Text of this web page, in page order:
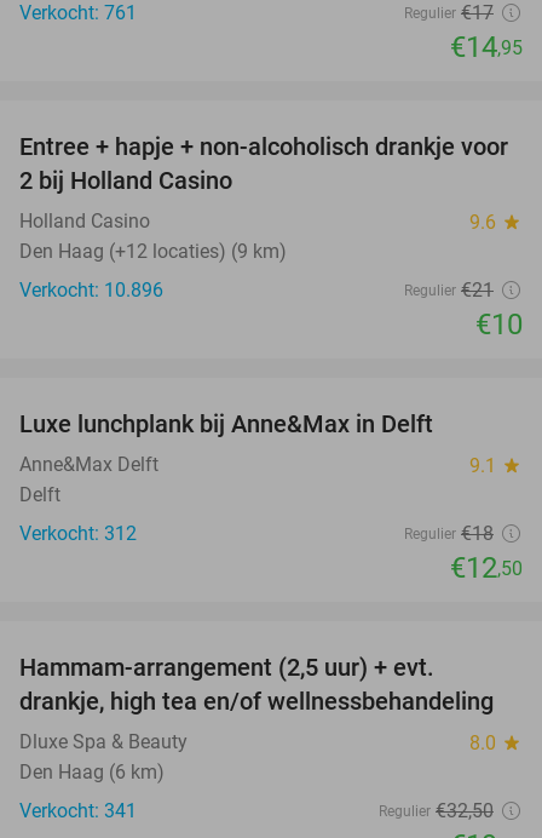
Verkocht: 761
Regulier €17
€14,95
52%
Entree + hapje + non-alcoholisch drankje voor
2 bij Holland Casino
Holland Casino 9.6 star
Den Haag (+12 locaties) (9 km)
Verkocht: 10.896
Regulier €21
€10
Luxe lunchplank bij Anne&Max in Delft
Anne&Max Delft 9.1 star
Delft
Verkocht: 312
Regulier €18
€12,50
Hammam-arrangement (2,5 uur) + evt.
drankje, high tea en/of wellnessbehandeling
Dluxe Spa & Beauty 8.0 star
Den Haag (6 km)
Verkocht: 341
Regulier €32,50